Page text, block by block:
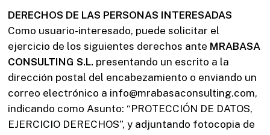
DERECHOS DE LAS PERSONAS INTERESADAS
Como usuario-interesado, puede solicitar el
ejercicio de los siguientes derechos ante MRABASA
CONSULTING S.L. presentando un escrito a la
dirección postal del encabezamiento o enviando un
correo electrónico a info@mrabasaconsulting.com,
indicando como Asunto: “PROTECCIÓN DE DATOS,
EJERCICIO DERECHOS”, y adjuntando fotocopia de